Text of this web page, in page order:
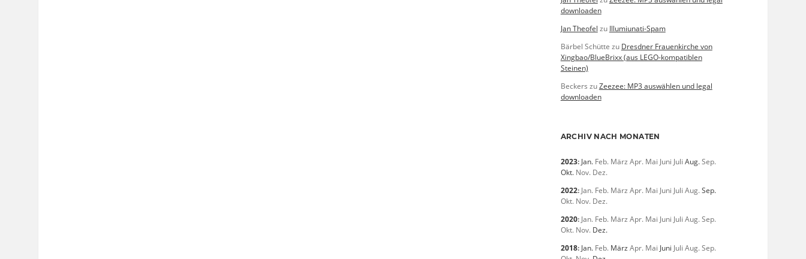
downloaden
Jan Theofel zu Illumiunati-Spam
Bärbel Schütte zu Dresdner Frauenkirche von
Xingbao/BlueBrixx (aus LEGO-kompatiblen
Steinen)
Beckers zuZeezee: MP3 auswählen und legal
downloaden
ARCHIV NACH MONATEN
2023: Jan. Feb. März Apr. Mai Juni Juli Aug.Sep.
Okt. Nov. Dez.
2022: Jan. Feb. März Apr. Mai Juni Juli Aug.Sep.
Okt. Nov. Dez.
2020: Jan. Feb. März Apr. Mai Juni Juli Aug.Sep.
Okt. Nov. Dez.
2018: Jan. Feb. März Apr. Mai Juni Juli Aug.Sep.